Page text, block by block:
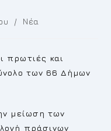
/ Νέα
πρωτιές και
των 66 Δήμων
μείωση των
πράσινων